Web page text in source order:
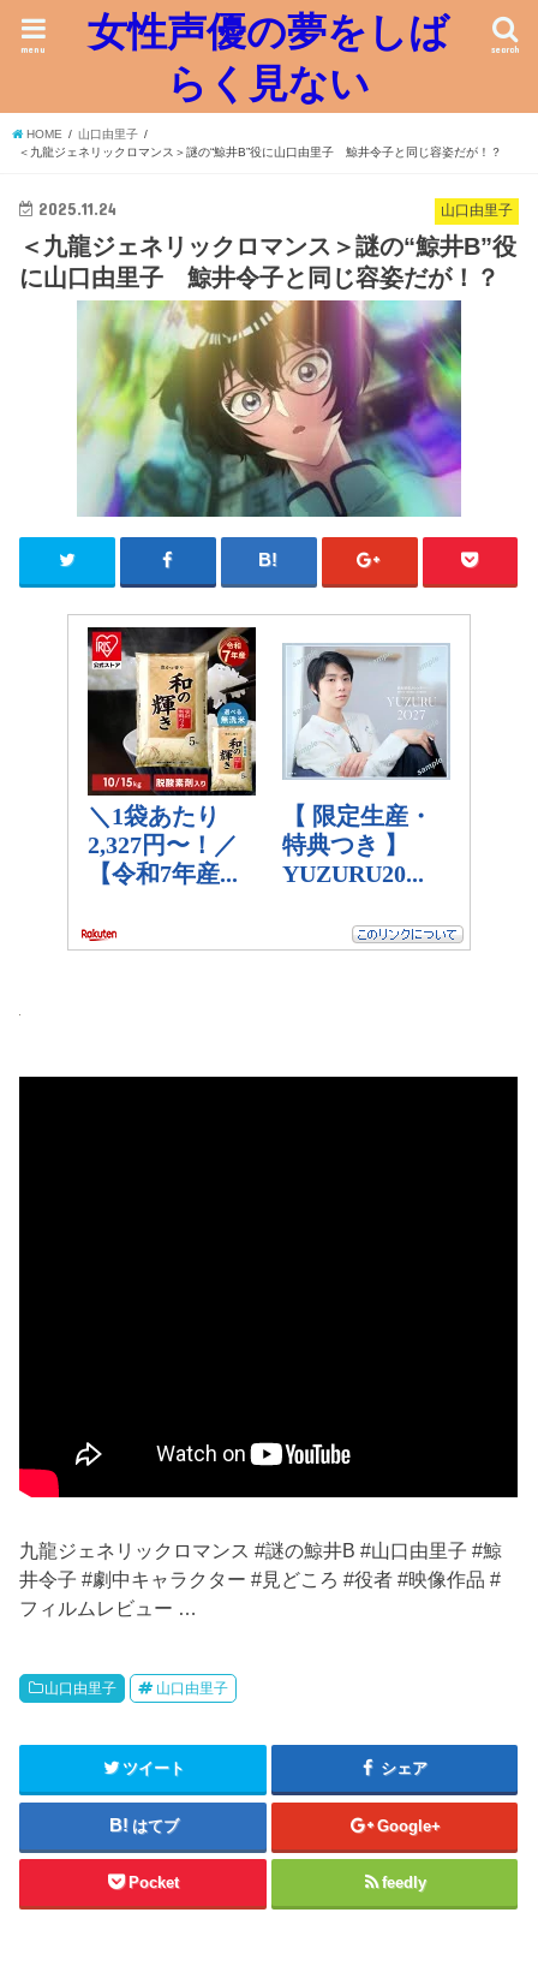
女性声優の夢をしば
らく見ない
search
menu
HOME
山口由里子
＜九龍ジェネリックロマンス＞謎の“鯨井B”役に山口由里子 鯨井令子と同じ容姿だが！？
山口由里子
2025.11.24
＜九龍ジェネリックロマンス＞謎の“鯨井B”役
に山口由里子 鯨井令子と同じ容姿だが！？
九龍ジェネリックロマンス #謎の鯨井B #山口由里子 #鯨
井令子 #劇中キャラクター #見どころ #役者 #映像作品 #
フィルムレビュー …
山口由里子 山口由里子
ツイート シェア
はてブ Google+
Pocket feedly